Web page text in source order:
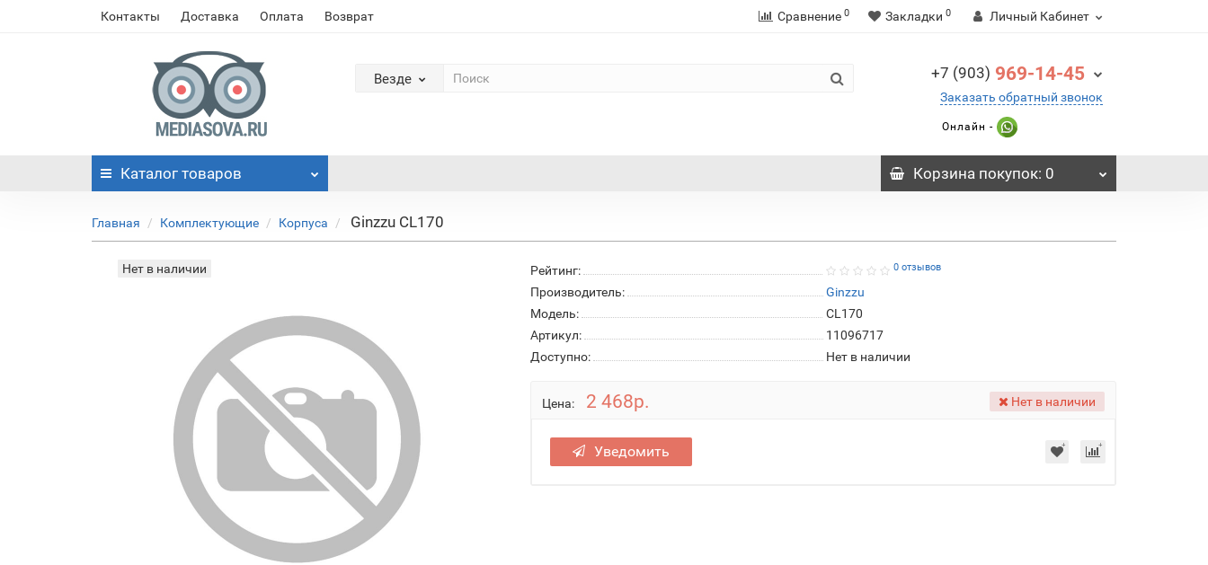
Контакты Доставка Оплата Возврат Сравнение 0 Закладки 0 Личный Кабинет
Везде +7 (903) 969-14-45
Заказать обратный звонок
Онлайн -
Каталог товаров Корзинапокупок: 0
Главная Комплектующие Корпуса Ginzzu CL170
Нет в наличии Рейтинг: 0 отзывов
Производитель:
Ginzzu
Модель:
CL170
Артикул:
11096717
Доступно:
Нет в наличии
Цена: 2 468р. Нет в наличии
Уведомить